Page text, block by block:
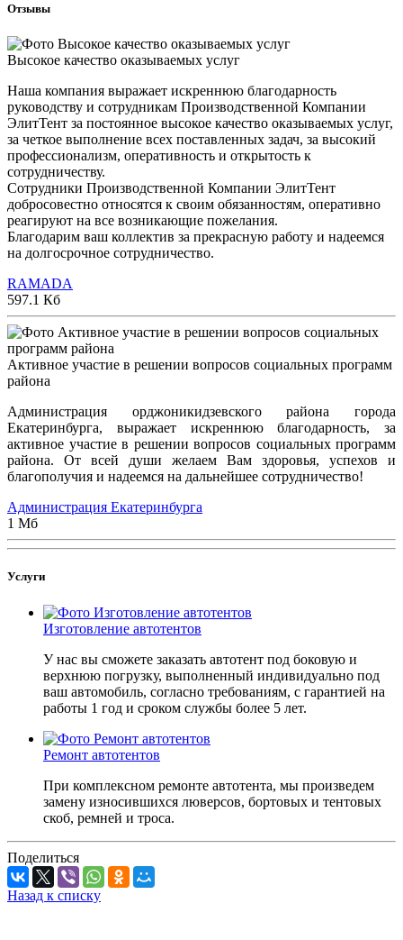
Отзывы
Высокое качество оказываемых услуг
Наша компания выражает искреннюю благодарность
руководству и сотрудникам Производственной Компании
ЭлитТент за постоянное высокое качество оказываемых услуг,
за четкое выполнение всех поставленных задач, за высокий
профессионализм, оперативность и открытость к
сотрудничеству.
Сотрудники Производственной Компании ЭлитТент
добросовестно относятся к своим обязанностям, оперативно
реагируют на все возникающие пожелания.
Благодарим ваш коллектив за прекрасную работу и надеемся
на долгосрочное сотрудничество.
RAMADA
597.1 Кб
Активное участие в решении вопросов социальных программ
района
Администрация орджоникидзевского района города
Екатеринбурга, выражает искреннюю благодарность, за
активное участие в решении вопросов социальных программ
района. От всей души желаем Вам здоровья, успехов и
благополучия и надеемся на дальнейшее сотрудничество!
Администрация Екатеринбурга
1 Мб
Услуги
Изготовление автотентов
У нас вы сможете заказать автотент под боковую и
верхнюю погрузку, выполненный индивидуально под
ваш автомобиль, согласно требованиям, с гарантией на
работы 1 год и сроком службы более 5 лет.
Ремонт автотентов
При комплексном ремонте автотента, мы произведем
замену износившихся люверсов, бортовых и тентовых
скоб, ремней и троса.
Поделиться
Назад к списку